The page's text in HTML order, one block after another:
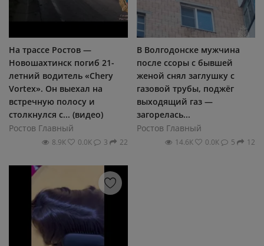
На трассе Ростов —
Новошахтинск погиб 21-
летний водитель «Chery
Vortex». Он выехал на
встречную полосу и
столкнулся с... (видео)
Ростов Главный
8.9К 0.0К 3 22
В Волгодонске мужчина
после ссоры с бывшей
женой снял заглушку с
газовой трубы, поджёг
выходящий газ —
загорелась...
Ростов Главный
14.6К 0.0К 5 12